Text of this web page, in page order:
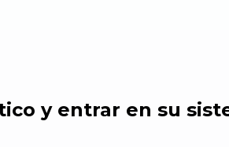
y entrar en su